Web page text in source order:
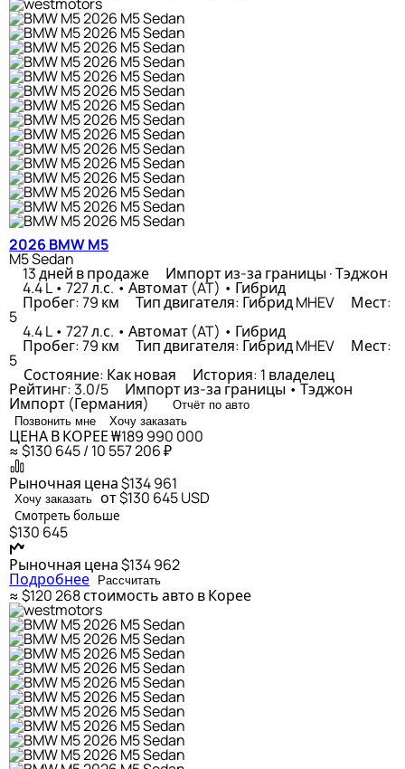
2026 BMW M5
M5 Sedan
13 дней в продаже Импорт из-за границы · Тэджон
4.4 L • 727 л.с. • Автомат (AT) • Гибрид
Пробег: 79 км Тип двигателя: Гибрид MHEV Мест:
5
4.4 L • 727 л.с. • Автомат (AT) • Гибрид
Пробег: 79 км Тип двигателя: Гибрид MHEV Мест:
5
Состояние: Как новая История: 1 владелец
Рейтинг: 3.0/5 Импорт из-за границы • Тэджон
Импорт (Германия)
Отчёт по авто
Позвонить мне
Хочу заказать
ЦЕНА В КОРЕЕ₩189 990 000
≈ $130 645 / 10 557 206 ₽
Рыночная цена$134 961
Хочу заказать от $130 645USD
Смотреть больше
$130 645
Рыночная цена$134 962
Подробнее Рассчитать
≈ $120 268стоимость авто в Корее